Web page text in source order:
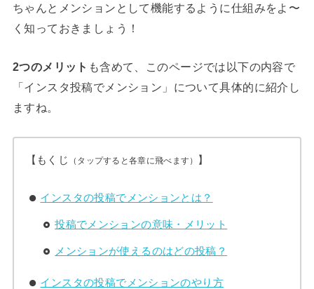
ちゃんとメンションとして機能するように仕組みをよ〜
く知っておきましょう！
2つのメリット も含めて、このページでは以下の内容で
「インスタ投稿でメンション」について具体的に紹介し
ますね。
【もくじ （タップすると各章に飛べます） 】
インスタの投稿でメンションとは？
投稿でメンションの意味・メリット
メンションが使えるのはどの投稿？
インスタの投稿でメンションのやり方